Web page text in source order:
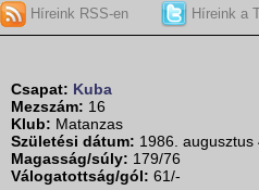
Híreink RSS-en Híreink a
Csapat: Kuba
Mezszám: 16
Klub: Matanzas
Születési dátum: 1986. augusztus
Magasság/súly: 179/76
Válogatottság/gól: 61/-